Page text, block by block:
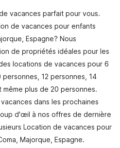
vacances parfait pour vous.
de vacances pour enfants
Espagne? Nous
de propriétés idéales pour les
locations de vacances pour 6
12 personnes, 14
plus de 20 personnes.
dans les prochaines
d'œil à nos offres de dernière
Location de vacances pour
Majorque, Espagne.